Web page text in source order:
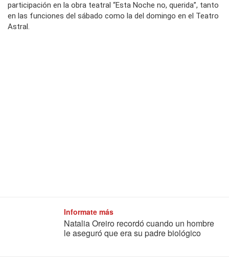
participación en la obra teatral “Esta Noche no, querida”, tanto
en las funciones del sábado como la del domingo en el Teatro
Astral.
Informate más
Natalia Oreiro recordó cuando un hombre
le aseguró que era su padre biológico